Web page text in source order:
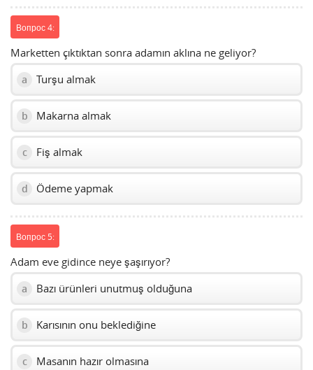
Вопрос 4:
Marketten çıktıktan sonra adamın aklına ne geliyor?
a Turşu almak
b Makarna almak
c Fiş almak
d Ödeme yapmak
Вопрос 5:
Adam eve gidince neye şaşırıyor?
a Bazı ürünleri unutmuş olduğuna
b Karısının onu beklediğine
c Masanın hazır olmasına